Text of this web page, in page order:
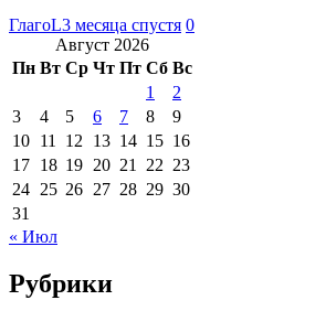
ГлагоL3 месяца спустя 0
Август 2026
Пн Вт Ср Чт Пт Сб Вс
1
2
3
4 5 6 7 8
9
10 11 12 13 14 15 16
17 18 19 20 21 22 23
24 25 26 27 28 29 30
31
« Июл
Рубрики